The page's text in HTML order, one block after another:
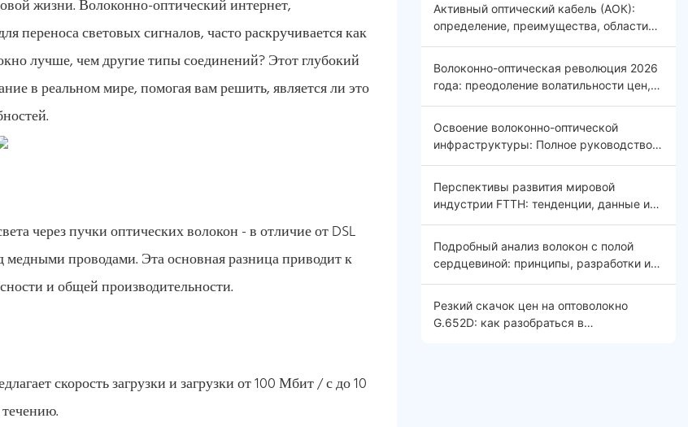
жизни. Волоконно-оптический интернет,
переноса световых сигналов, часто раскручивается как
лучше, чем другие типы соединений? Этот глубокий
в реальном мире, помогая вам решить, является ли это
через пучки оптических волокон - в отличие от DSL
медными проводами. Эта основная разница приводит к
и общей производительности.
скорость загрузки и загрузки от 100 Мбит / с до 10
Активный оптический кабель (АОК):
определение, преимущества, области
Волоконно-оптическая революция 2026
года: преодоление волатильности цен,
Освоение волоконно-оптической
инфраструктуры: Полное руководство
Перспективы развития мировой
индустрии FTTH: тенденции, данные и
Подробный анализ волокон с полой
сердцевиной: принципы, разработки и
Резкий скачок цен на оптоволокно
G.652D: как разобраться в